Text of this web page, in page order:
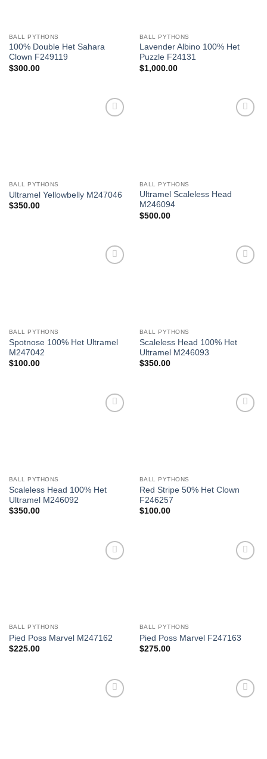
BALL PYTHONS
100% Double Het Sahara
Clown F249119
$300.00
BALL PYTHONS
Lavender Albino 100% Het
Puzzle F24131
$1,000.00
BALL PYTHONS
Ultramel Yellowbelly M247046
$350.00
BALL PYTHONS
Ultramel Scaleless Head
M246094
$500.00
BALL PYTHONS
Spotnose 100% Het Ultramel
M247042
$100.00
BALL PYTHONS
Scaleless Head 100% Het
Ultramel M246093
$350.00
BALL PYTHONS
Scaleless Head 100% Het
Ultramel M246092
$350.00
BALL PYTHONS
Red Stripe 50% Het Clown
F246257
$100.00
BALL PYTHONS
Pied Poss Marvel M247162
$225.00
BALL PYTHONS
Pied Poss Marvel F247163
$275.00